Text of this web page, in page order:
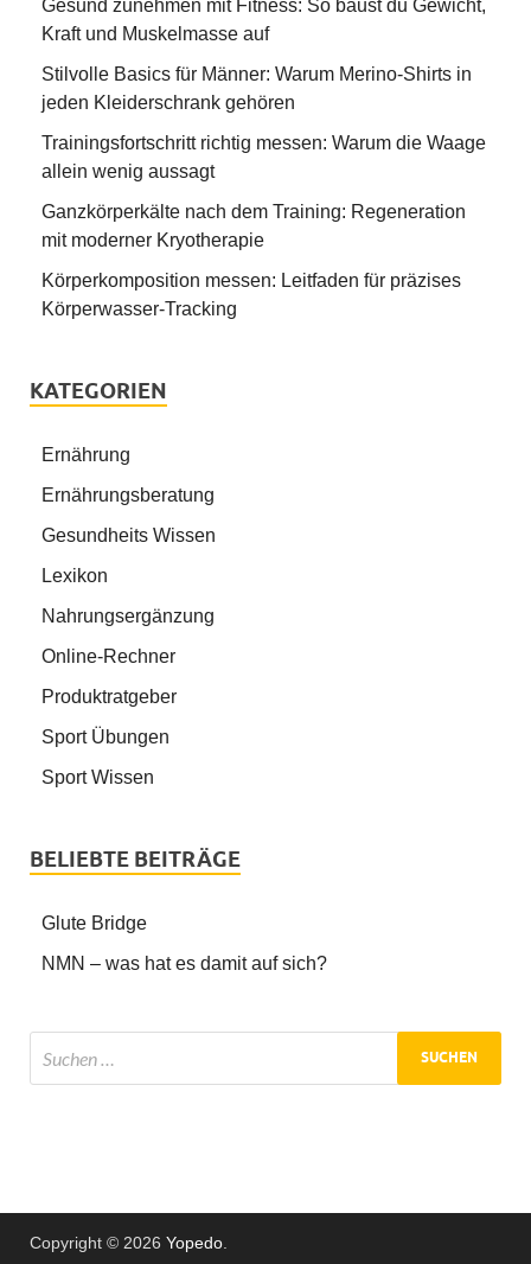
Gesund zunehmen mit Fitness: So baust du Gewicht,
Kraft und Muskelmasse auf
Stilvolle Basics für Männer: Warum Merino-Shirts in
jeden Kleiderschrank gehören
Trainingsfortschritt richtig messen: Warum die Waage
allein wenig aussagt
Ganzkörperkälte nach dem Training: Regeneration
mit moderner Kryotherapie
Körperkomposition messen: Leitfaden für präzises
Körperwasser-Tracking
KATEGORIEN
Ernährung
Ernährungsberatung
Gesundheits Wissen
Lexikon
Nahrungsergänzung
Online-Rechner
Produktratgeber
Sport Übungen
Sport Wissen
BELIEBTE BEITRÄGE
Glute Bridge
NMN – was hat es damit auf sich?
Copyright © 2026 Yopedo